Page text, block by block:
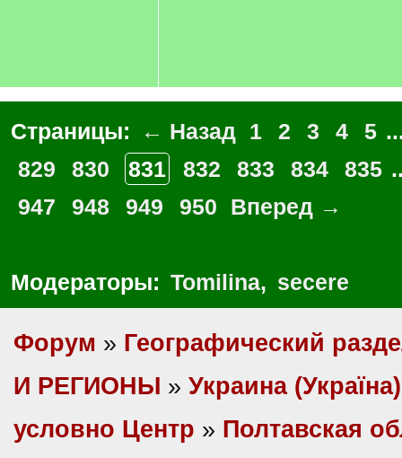
Страницы: ← Назад 1 2 3 4 5
829
830 831 832 833 834 835
947
948 949 950 Вперед →
Модераторы: Tomilina, secere
Форум » Географический
И РЕГИОНЫ » Украина (Україна)
условно Центр » Полтавская